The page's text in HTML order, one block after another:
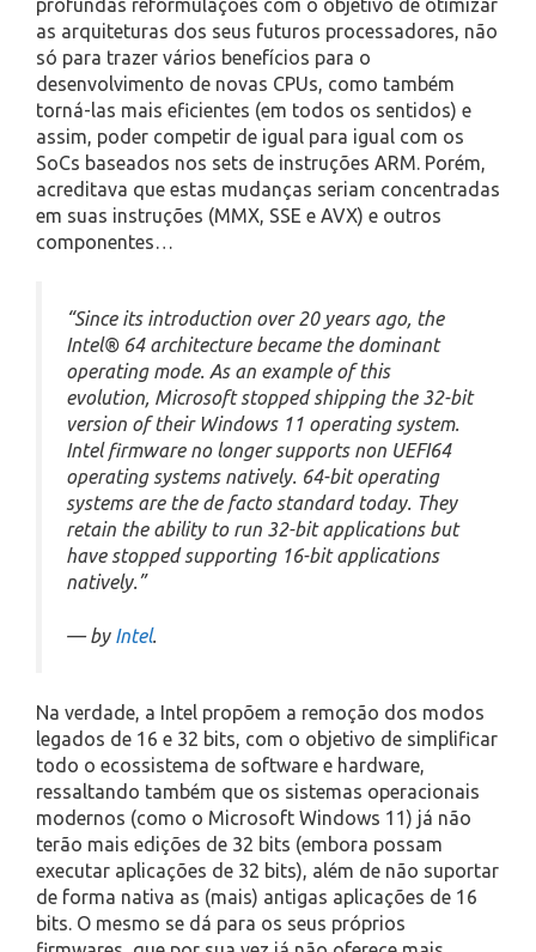
profundas reformulações com o objetivo de otimizar
as arquiteturas dos seus futuros processadores, não
só para trazer vários benefícios para o
desenvolvimento de novas CPUs, como também
torná-las mais eficientes (em todos os sentidos) e
assim, poder competir de igual para igual com os
SoCs baseados nos sets de instruções ARM. Porém,
acreditava que estas mudanças seriam concentradas
em suas instruções (MMX, SSE e AVX) e outros
componentes…
“Since its introduction over 20 years ago, the
Intel® 64 architecture became the dominant
operating mode. As an example of this
evolution, Microsoft stopped shipping the 32-bit
version of their Windows 11 operating system.
Intel firmware no longer supports non UEFI64
operating systems natively. 64-bit operating
systems are the de facto standard today. They
retain the ability to run 32-bit applications but
have stopped supporting 16-bit applications
natively.”
— by Intel.
Na verdade, a Intel propõem a remoção dos modos
legados de 16 e 32 bits, com o objetivo de simplificar
todo o ecossistema de software e hardware,
ressaltando também que os sistemas operacionais
modernos (como o Microsoft Windows 11) já não
terão mais edições de 32 bits (embora possam
executar aplicações de 32 bits), além de não suportar
de forma nativa as (mais) antigas aplicações de 16
bits. O mesmo se dá para os seus próprios